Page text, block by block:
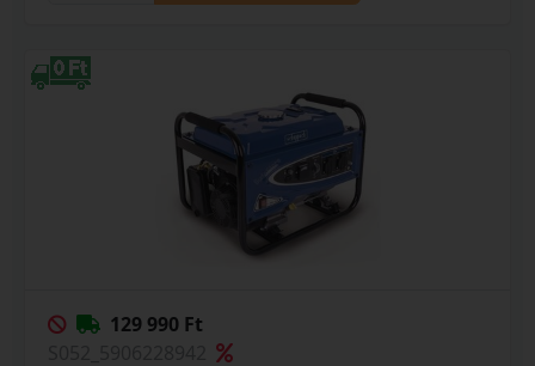
129 990 Ft